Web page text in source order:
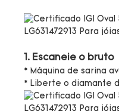
1. Escaneie o bruto
* Máquina de sarina
* Liberte o diamante